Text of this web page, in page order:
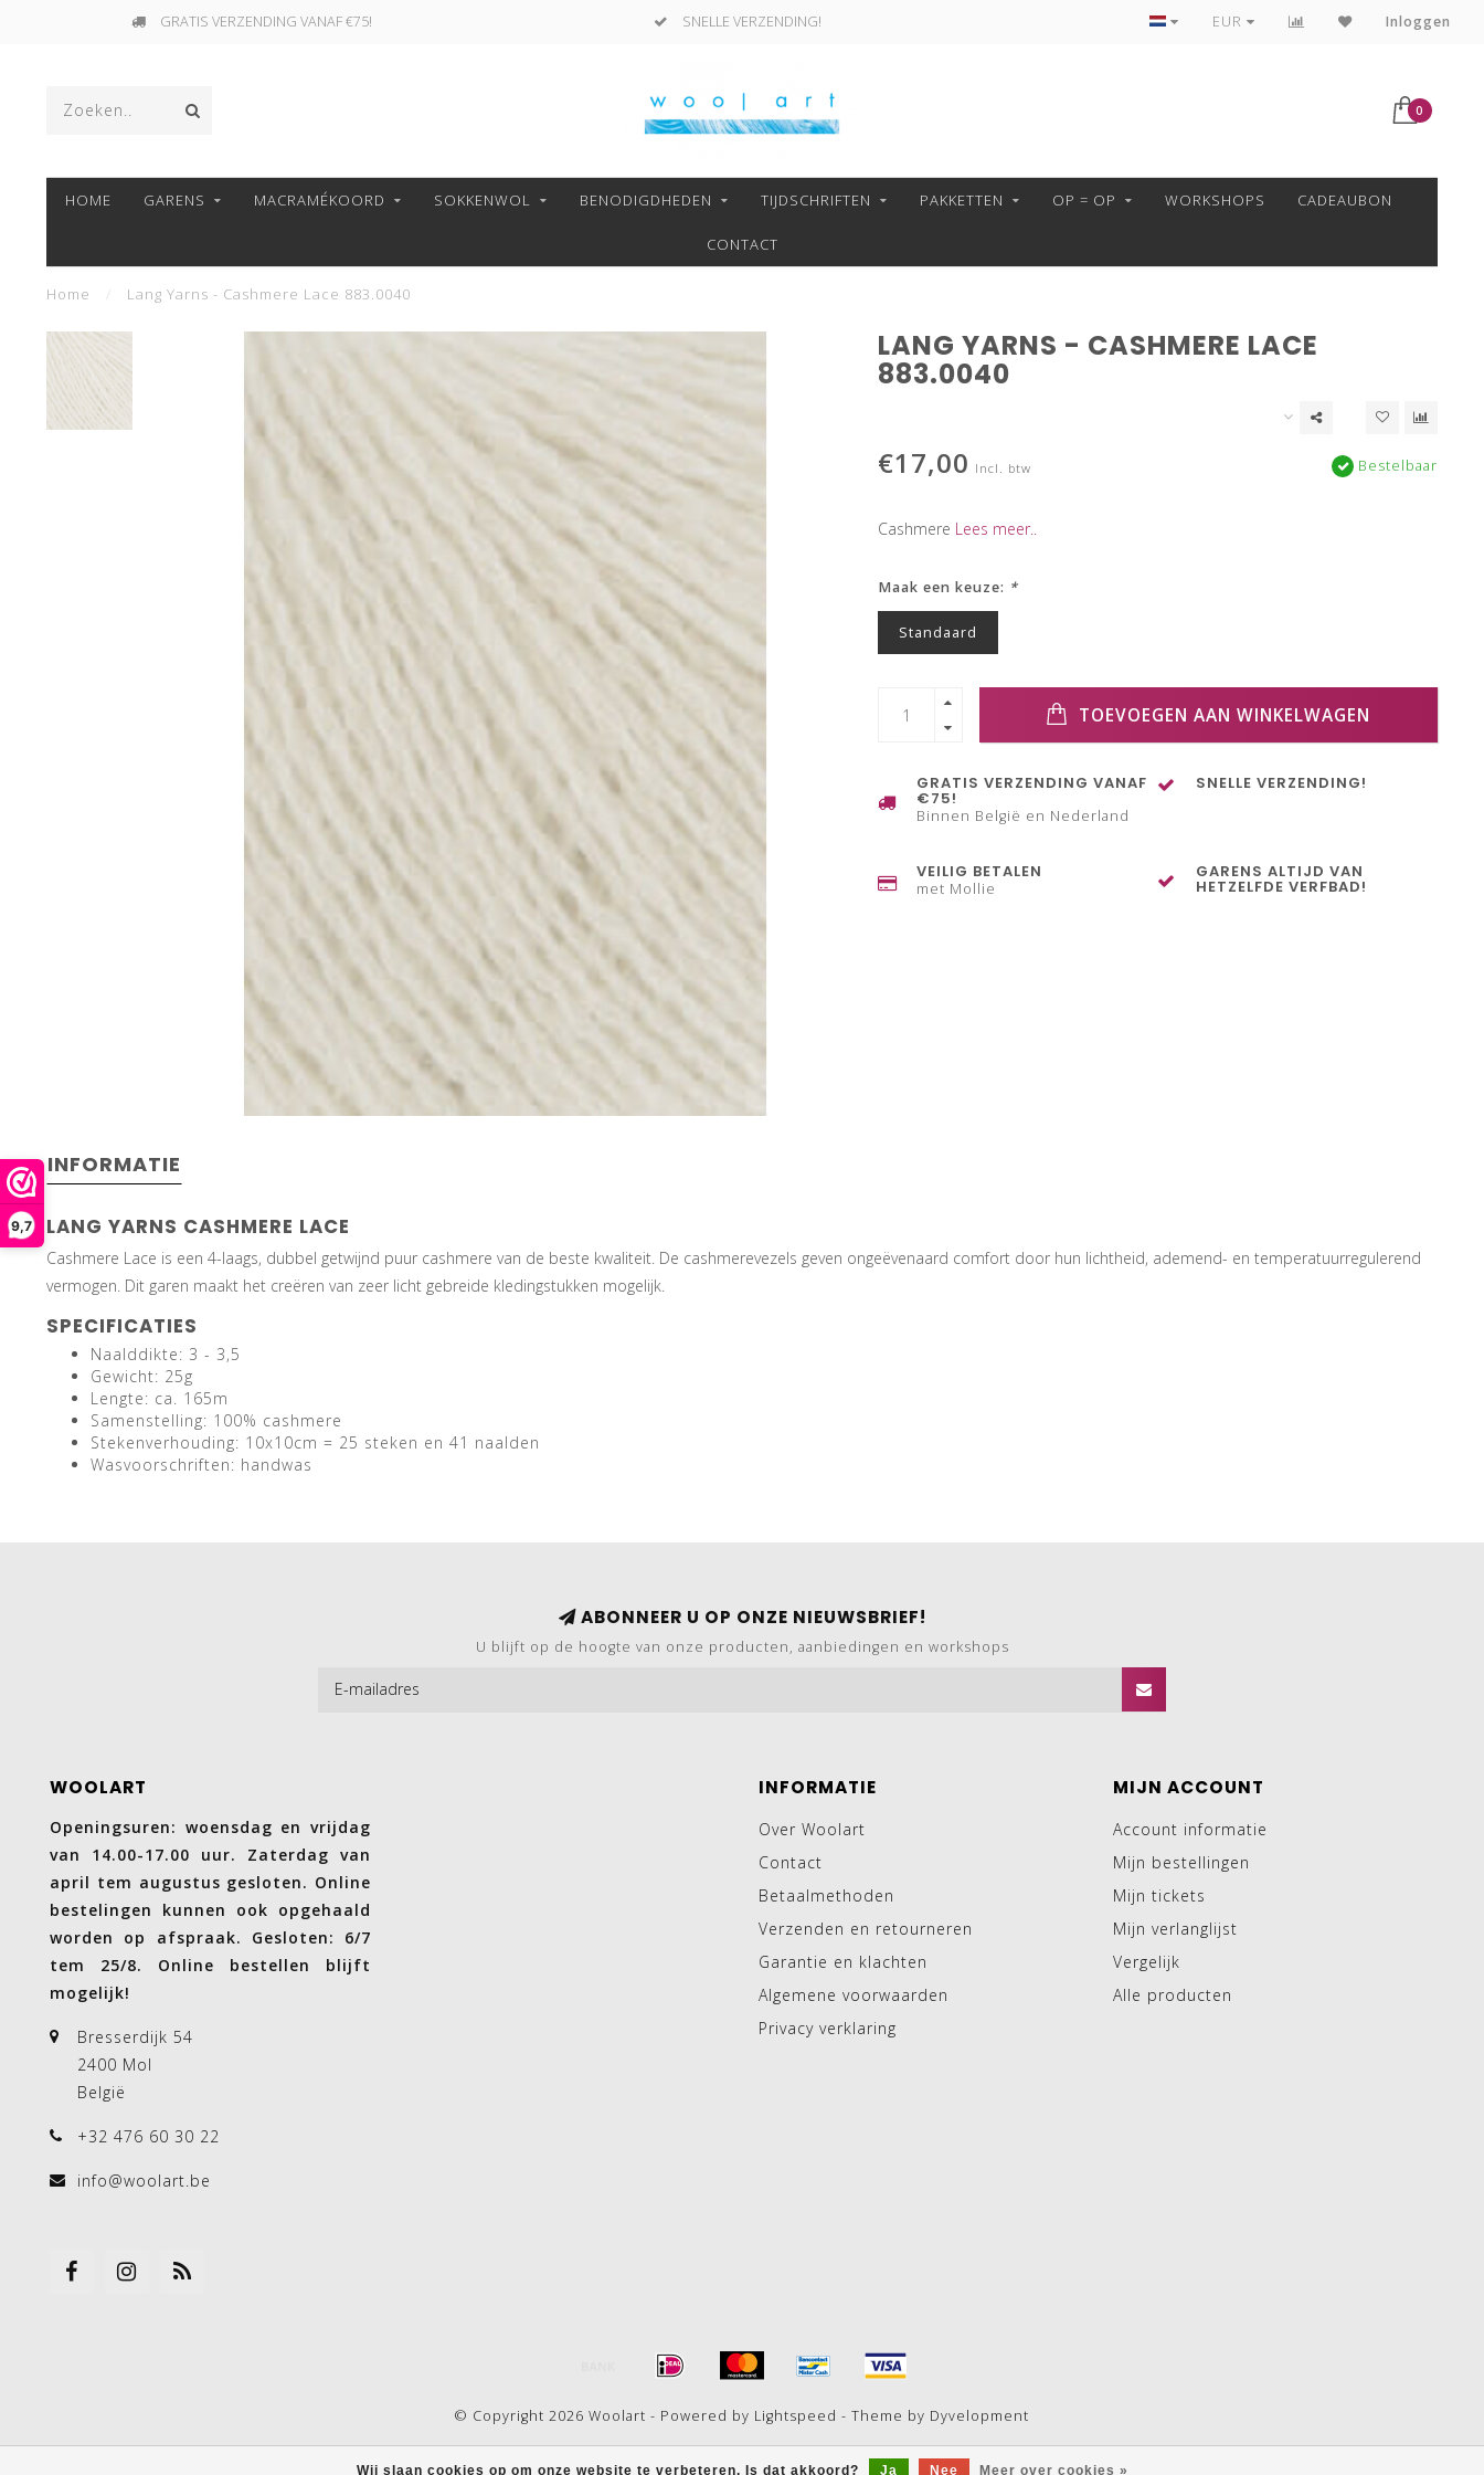
9,7
GRATIS VERZENDING VANAF €75! SNELLE VERZENDING! VEILIG BETALEN MET MOLLIE!
EUR Inloggen
0
HOME GARENS MACRAMÉKOORD SOKKENWOL BENODIGDHEDEN TIJDSCHRIFTEN PAKKETTEN OP = OP WORKSHOPS CADEAUBON
CONTACT
Home Lang Yarns - Cashmere Lace 883.0040
LANG YARNS - CASHMERE LACE
883.0040
€17,00 Incl. btw Bestelbaar
Cashmere Lees meer..
Maak een keuze: *
Standaard
TOEVOEGEN AAN WINKELWAGEN
GRATIS VERZENDING VANAF
€75!
Binnen België en Nederland
SNELLE VERZENDING!
VEILIG BETALEN
met Mollie
GARENS ALTIJD VAN
HETZELFDE VERFBAD!
INFORMATIE
LANG YARNS CASHMERE LACE
Cashmere Lace is een 4-laags, dubbel getwijnd puur cashmere van de beste kwaliteit. De cashmerevezels geven ongeëvenaard comfort door hun lichtheid, ademend- en temperatuurregulerend
vermogen. Dit garen maakt het creëren van zeer licht gebreide kledingstukken mogelijk.
SPECIFICATIES
Naalddikte: 3 - 3,5
Gewicht: 25g
Lengte: ca. 165m
Samenstelling: 100% cashmere
Stekenverhouding: 10x10cm = 25 steken en 41 naalden
Wasvoorschriften: handwas
Wij slaan cookies op om onze website te verbeteren. Is dat akkoord? Ja Nee Meer over cookies »
ABONNEER U OP ONZE NIEUWSBRIEF!
U blijft op de hoogte van onze producten, aanbiedingen en workshops
WOOLART
Openingsuren: woensdag en vrijdag
van 14.00-17.00 uur. Zaterdag van
april tem augustus gesloten. Online
bestelingen kunnen ook opgehaald
worden op afspraak. Gesloten: 6/7
tem 25/8. Online bestellen blijft
mogelijk!
Bresserdijk 54
2400 Mol
België
+32 476 60 30 22
info@woolart.be
INFORMATIE
Over Woolart
Contact
Betaalmethoden
Verzenden en retourneren
Garantie en klachten
Algemene voorwaarden
Privacy verklaring
MIJN ACCOUNT
Account informatie
Mijn bestellingen
Mijn tickets
Mijn verlanglijst
Vergelijk
Alle producten
© Copyright 2026 Woolart - Powered by Lightspeed - Theme by Dyvelopment